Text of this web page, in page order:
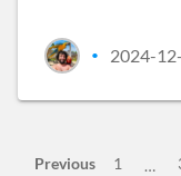
• 2024-
Previous 1 …